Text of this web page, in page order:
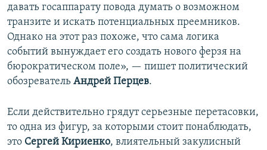
давать госаппарату повода думать о возможном
транзите и искать потенциальных преемников.
Однако на этот раз похоже, что сама логика
событий вынуждает его создать нового ферзя на
бюрократическом поле», — пишет политический
обозреватель Андрей Перцев.
Если действительно грядут серьезные перетасовки,
то одна из фигур, за которыми стоит понаблюдать,
это Сергей Кириенко, влиятельный закулисный